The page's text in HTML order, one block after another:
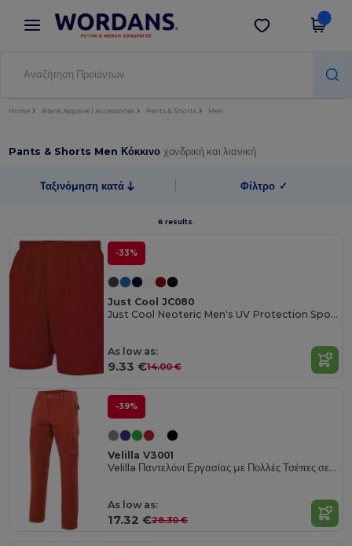
× Εφαρμογή Wordans
Καλύτερες τιμές στην εφαρμογή!
Λήψη app
Home Blank Apparel | Accessories Pants & Shorts Men
Pants & Shorts Men Κόκκινοχονδρική και λιανική
Ταξινόμηση κατά Φίλτρο ✓
6 results.
-33%
Just Cool JC080
Just Cool Neoteric Men's UV Protection Sports Shorts
As low as:
9.33 €14.00 €
-39%
Velilla V3001
Velilla Παντελόνι Εργασίας με Πολλές Τσέπες σε Μεσονύχτιο Μπλε
As low as:
17.32 €28.30 €